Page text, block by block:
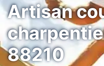
Artisan
88210